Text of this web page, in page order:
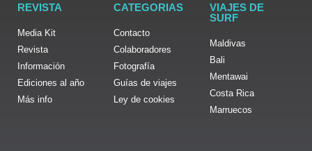
REVISTA
Media Kit
Revista
Información
Ediciones al año
Más info
CATEGORIAS
Contacto
Colaboradores
Fotografía
Guías de viajes
Ley de cookies
VIAJES DE
SURF
Maldivas
Bali
Mentawai
Costa Rica
Marruecos